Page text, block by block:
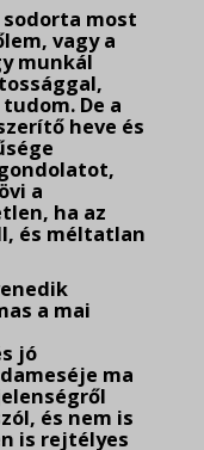
sodorta most
vagy a
munkál
De a
heve és
a
ha az
és méltatlan
a mai
jó
ma
és nem is
is rejtélyes